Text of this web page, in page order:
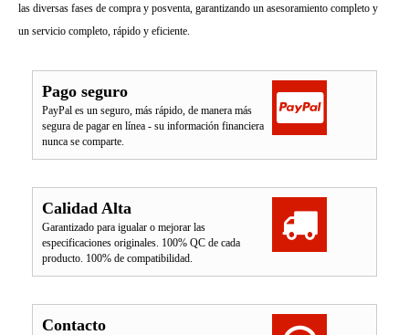
las diversas fases de compra y posventa, garantizando un asesoramiento completo y
un servicio completo, rápido y eficiente.
Pago seguro
PayPal es un seguro, más rápido, de manera más
segura de pagar en línea - su información financiera
nunca se comparte.
Calidad Alta
Garantizado para igualar o mejorar las
especificaciones originales. 100% QC de cada
producto. 100% de compatibilidad.
Contacto